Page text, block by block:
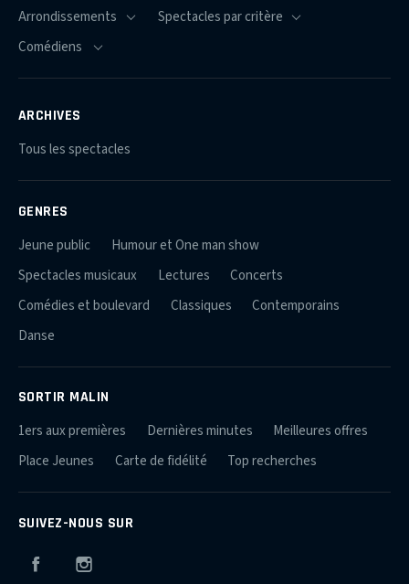
ARCHIVES
Tous les spectacles
GENRES
Jeune public
Humour et One man show
Spectacles musicaux
Lectures
Concerts
Comédies et boulevard
Classiques
Contemporains
Danse
SORTIR MALIN
1ers aux premières Dernières minutes
Meilleures offres
Place Jeunes
Carte de fidélité Top recherches
SUIVEZ-NOUS SUR
Facebook